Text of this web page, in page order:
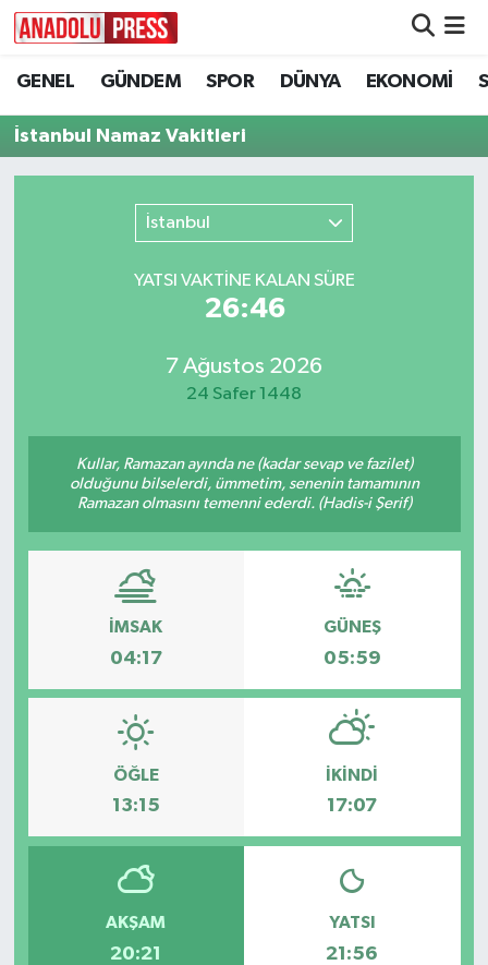
GENEL GÜNDEM SPOR DÜNYA EKONOMİ
İstanbul Namaz Vakitleri
İstanbul
YATSI VAKTİNE KALAN SÜRE
26:46
7 Ağustos 2026
24 Safer 1448
Kullar, Ramazan ayında ne (kadar sevap ve fazilet)
olduğunu bilselerdi, ümmetim, senenin tamamının
Ramazan olmasını temenni ederdi. (Hadis-i Şerif)
İMSAK
04:17
GÜNEŞ
05:59
ÖĞLE
13:15
İKINDI
17:07
AKŞAM
20:21
YATSI
21:56
Nöbetçi Eczaneler
Hava Durumu
Süper Lig Puan Durumu ve Fikstür
Tüm Manşetler
Haber Arşivi